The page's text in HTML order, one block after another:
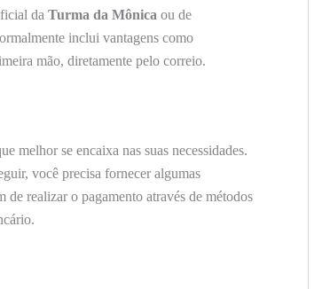
da Turma da Mônica ou de
inclui vantagens como
mão, diretamente pelo correio.
melhor se encaixa nas suas necessidades.
você precisa fornecer algumas
de realizar o pagamento através de métodos